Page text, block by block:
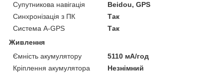
Супутникова навігація
Beidou, GPS
Синхронізація з ПК
Так
Система A-GPS
Так
Живлення
Ємність акумулятору
5110 мА/год
Кріплення акумулятора
Незнімний